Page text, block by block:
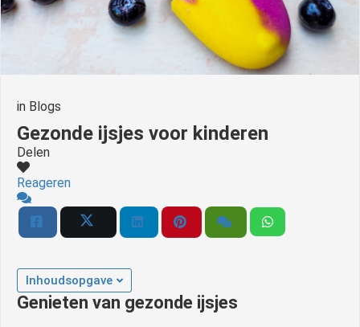
in Blogs
Gezonde ijsjes voor kinderen
Delen
Reageren
Inhoudsopgave
Genieten van gezonde ijsjes